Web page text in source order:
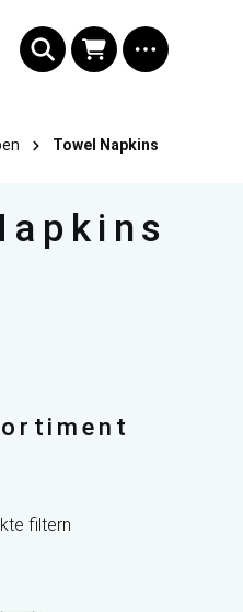
Towel Napkins
filtern